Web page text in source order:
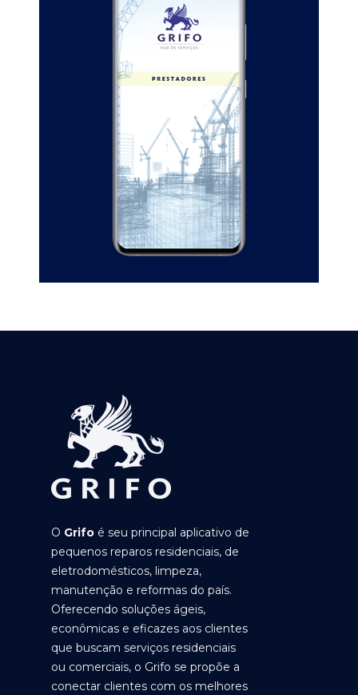
O Grifo é seu principal aplicativo de
pequenos reparos residenciais, de
eletrodomésticos, limpeza,
manutenção e reformas do país.
Oferecendo soluções ágeis,
econômicas e eficazes aos clientes
que buscam serviços residenciais
ou comerciais, o Grifo se propõe a
conectar clientes com os melhores